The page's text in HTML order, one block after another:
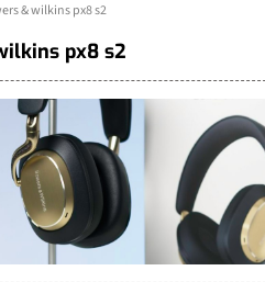
& wilkins px8 s2
px8 s2